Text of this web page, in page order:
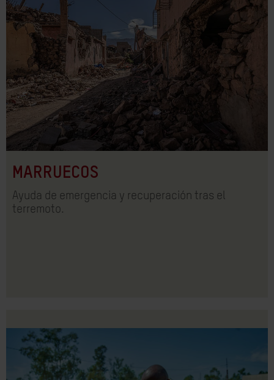
MARRUECOS
Ayuda de emergencia y recuperación tras el
terremoto.